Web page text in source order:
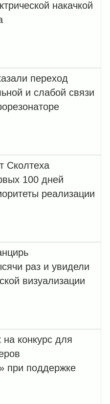
накачкой
переход
и слабой связи
Сколтеха
100 дней
реализации
раз и увидели
визуализации
конкурс для
при поддержке